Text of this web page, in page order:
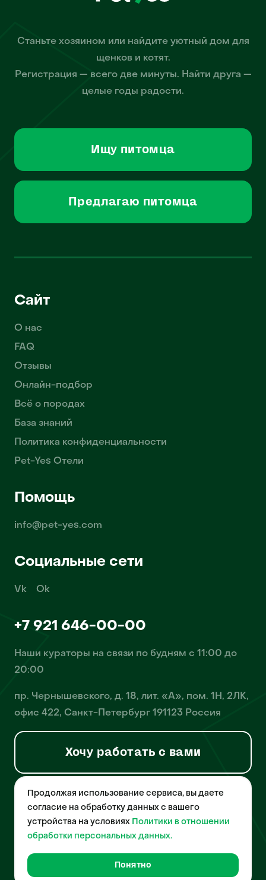
Станьте хозяином или найдите уютный дом для
щенков и котят.
Регистрация — всего две минуты. Найти друга —
целые годы радости.
Ищу питомца
Предлагаю питомца
Сайт
О нас
FAQ
Отзывы
Онлайн-подбор
Всё о породах
База знаний
Политика конфиденциальности
Pet-Yes Отели
Помощь
info@pet-yes.com
Социальные сети
Vk Ok
+7 921 646-00-00
Наши кураторы на связи по будням с 11:00 до
20:00
пр. Чернышевского, д. 18, лит. «А», пом. 1Н, 2ЛК,
офис 422, Санкт-Петербург 191123 Россия
Хочу работать с вами
© 2026 Pet-Yes. ООО «Биржа домашних животных «Пет-Ес»
осуществляет деятельность в области информационных
технологий, деятельность по разработке и эксплуатации
собственного программного обеспечения, деятельность
порталов в информационно-коммуникационной сети Интернет и
домашних животных», свидетельство о регистрации
№2021612018 от 10 февраля 2021 года.
Продолжая использование сервиса, вы даете
согласие на обработку данных с вашего
устройства на условиях Политики в отношении
обработки персональных данных.
Понятно